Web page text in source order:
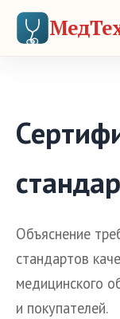
Объяснение
стандартов
медицинского
и покупателей.